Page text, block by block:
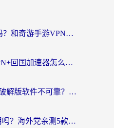
ChickCN VPN好用吗？和奇游手游VPN对比哪个回国效果更好？海外党亲测实用指南
海外党必看：PC VPN+回国加速器怎么选？无缝访问国内资源全攻略
海外党别踩坑！iOS破解版软件不可靠？教你选对回国加速器无缝看国内资源
雷神手游和快喵好用吗？海外党亲测5款回国加速器，附斧牛Bling对比+微信视频号解决办法